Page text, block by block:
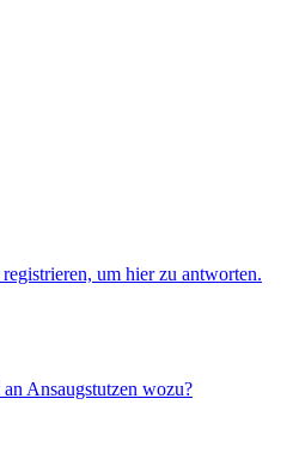
um hier zu antworten.
Ansaugstutzen wozu?